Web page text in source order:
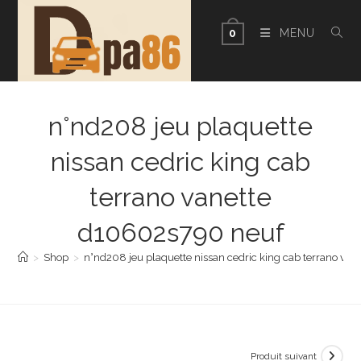
0 MENU
n°nd208 jeu plaquette
nissan cedric king cab
terrano vanette
d10602s790 neuf
> Shop > n°nd208 jeu plaquette nissan cedric king cab terrano
Produit suivant